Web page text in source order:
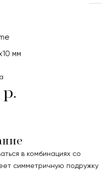
мм
в комбинациях со
симметричную подружку